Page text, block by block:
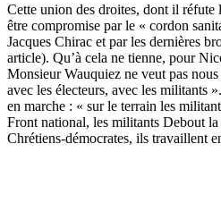
Cette union des droites, dont il réfute
être compromise par le « cordon
Jacques Chirac et par les dernières
article). Qu’à cela ne tienne, pour
Monsieur Wauquiez ne veut pas
avec les électeurs, avec les militants
en marche : « sur le terrain les
Front national, les militants Debout
Chrétiens-démocrates, ils travaillent